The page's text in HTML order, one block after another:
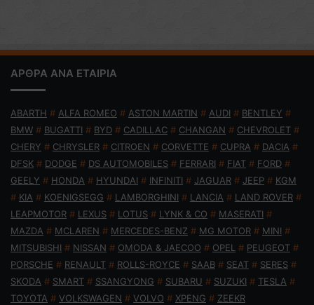
ΑΡΘΡΑ ΑΝΑ ΕΤΑΙΡΙΑ
ABARTH # ALFA ROMEO # ASTON MARTIN # AUDI # BENTLEY #
BMW # BUGATTI # BYD # CADILLAC # CHANGAN # CHEVROLET #
CHERY # CHRYSLER # CITROEN # CORVETTE # CUPRA # DACIA #
DFSK # DODGE # DS AUTOMOBILES # FERRARI # FIAT # FORD #
GEELY # HONDA # HYUNDAI # INFINITI # JAGUAR # JEEP # KGM
# KIA # KOENIGSEGG # LAMBORGHINI # LANCIA # LAND ROVER #
LEAPMOTOR # LEXUS # LOTUS # LYNK & CO # MASERATI #
MAZDA # MCLAREN # MERCEDES-BENZ # MG MOTOR # MINI #
MITSUBISHI # NISSAN # OMODA & JAECOO # OPEL # PEUGEOT #
PORSCHE # RENAULT # ROLLS-ROYCE # SAAB # SEAT # SERES #
SKODA # SMART # SSANGYONG # SUBARU # SUZUKI # TESLA #
TOYOTA # VOLKSWAGEN # VOLVO # XPENG # ZEEKR